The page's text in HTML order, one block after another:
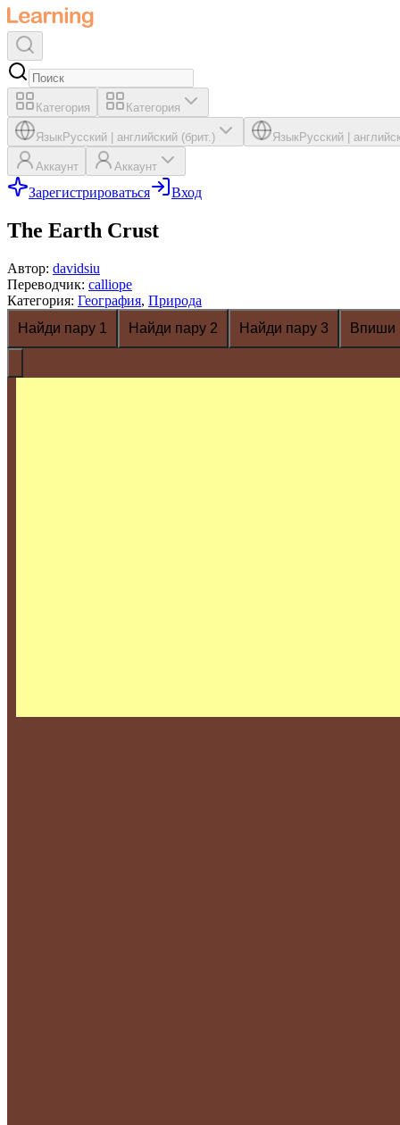
Категория Категория
ЯзыкРусский английский (брит.) ЯзыкРусский
Аккаунт Аккаунт
Зарегистрироваться Вход
The Earth Crust
Автор: davidsiu
Переводчик: calliope
Категория: География, Природа
Найди пару 1
Найди пару 2 Найди пару 3 Впиши